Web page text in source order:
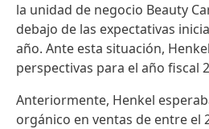
la unidad de negocio Beauty
debajo de las expectativas
año. Ante esta situación,
perspectivas para el año fiscal
Anteriormente, Henkel
orgánico en ventas de entre el